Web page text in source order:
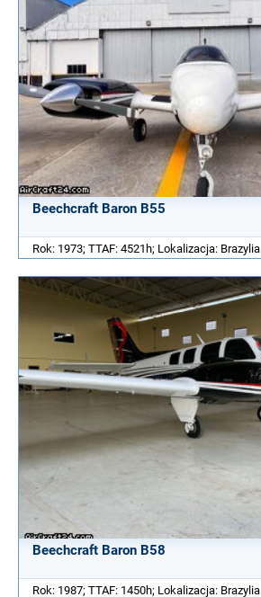
Beechcraft Baron B55
Rok: 1973; TTAF: 4521h; Lokalizacja: Brazylia
Beechcraft Baron B58
Rok: 1987; TTAF: 1450h; Lokalizacja: Brazylia